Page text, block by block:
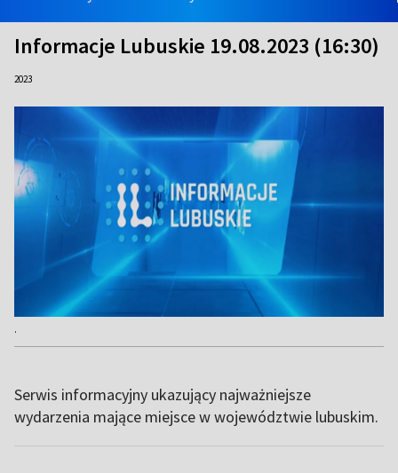
Informacje Lubuskie 19.08.2023 (16:30)
2023
.
Serwis informacyjny ukazujący najważniejsze
wydarzenia mające miejsce w województwie lubuskim.